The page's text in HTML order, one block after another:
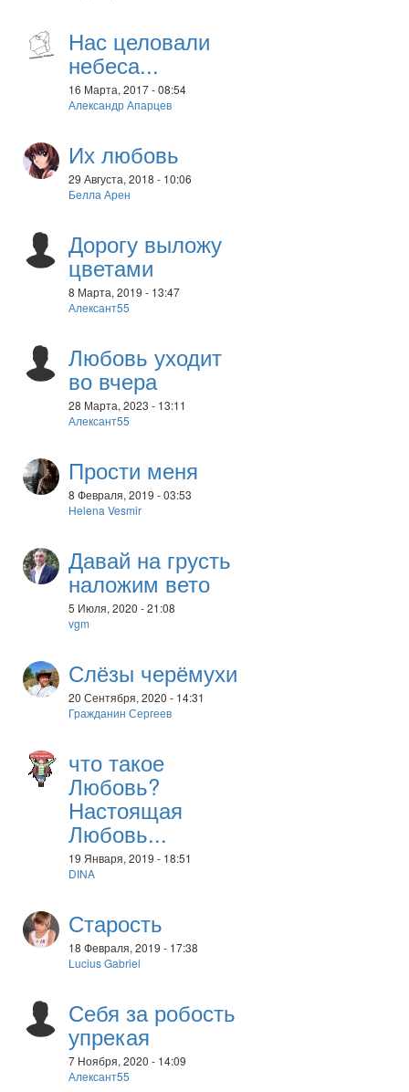
Нас целовали
небеса...
16 Марта, 2017 - 08:54
Александр Апарцев
Их любовь
29 Августа, 2018 - 10:06
Белла Арен
Дорогу выложу
цветами
8 Марта, 2019 - 13:47
Алексант55
Любовь уходит
во вчера
28 Марта, 2023 - 13:11
Алексант55
Прости меня
8 Февраля, 2019 - 03:53
Helena Vesmir
Давай на грусть
наложим вето
5 Июля, 2020 - 21:08
vgm
Слёзы черёмухи
20 Сентября, 2020 - 14:31
Гражданин Сергеев
что такое
Любовь?
Настоящая
Любовь...
19 Января, 2019 - 18:51
DINA
Старость
18 Февраля, 2019 - 17:38
Lucius Gabriel
Себя за робость
упрекая
7 Ноября, 2020 - 14:09
Алексант55